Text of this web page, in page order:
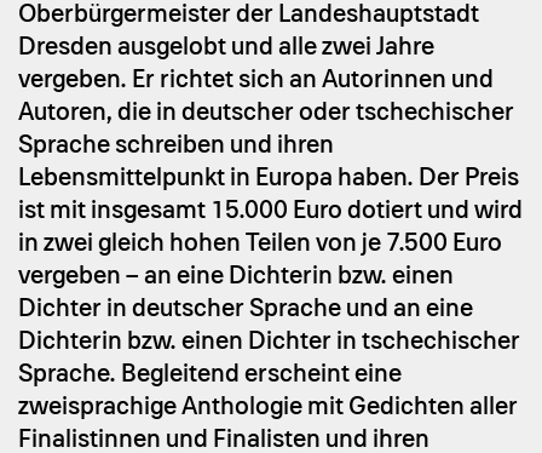
Oberbürgermeister der Landeshauptstadt
Dresden ausgelobt und alle zwei Jahre
vergeben. Er richtet sich an Autorinnen und
Autoren, die in deutscher oder tschechischer
Sprache schreiben und ihren
Lebensmittelpunkt in Europa haben. Der Preis
ist mit insgesamt 15.000 Euro dotiert und wird
in zwei gleich hohen Teilen von je 7.500 Euro
vergeben – an eine Dichterin bzw. einen
Dichter in deutscher Sprache und an eine
Dichterin bzw. einen Dichter in tschechischer
Sprache. Begleitend erscheint eine
zweisprachige Anthologie mit Gedichten aller
Finalistinnen und Finalisten und ihren